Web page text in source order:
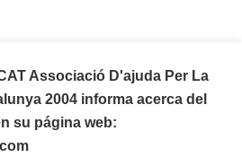
Associació D'ajuda Per La
2004 informa acerca del
su página web: